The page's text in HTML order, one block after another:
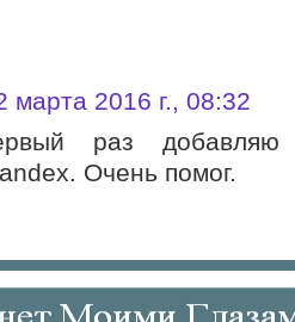
марта 2016 г., 08:32
раз
Очень помог.